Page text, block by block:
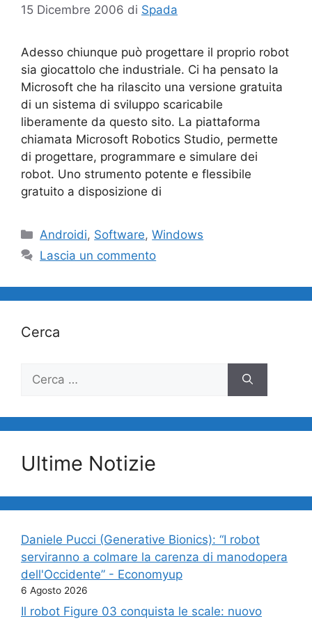
15 Dicembre 2006 di Spada
Adesso chiunque può progettare il proprio robot
sia giocattolo che industriale. Ci ha pensato la
Microsoft che ha rilascito una versione gratuita
di un sistema di sviluppo scaricabile
liberamente da questo sito. La piattaforma
chiamata Microsoft Robotics Studio, permette
di progettare, programmare e simulare dei
robot. Uno strumento potente e flessibile
gratuito a disposizione di
Categorie
Androidi, Software,Windows
Lascia un commento
Cerca
per:
Ultime Notizie
Daniele Pucci (Generative Bionics): “I robot
serviranno a colmare la carenza di manodopera
dell'Occidente” - Economyup
6 Agosto 2026
Il robot Figure 03 conquista le scale: nuovo